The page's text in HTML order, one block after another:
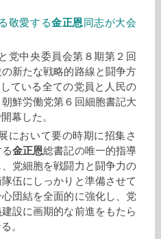
敬愛する金正恩 同志が大会
党中央委員会第８期第２回
新たな戦略的路線と闘争方
ている全ての党員と人民の
鮮労働党第６回細胞書記大
幕した。
において要の時期に招集さ
る金正恩総書記の唯一的指導
党細胞を戦闘力と闘争力の
伍にしっかりと準備させて
団結を全面的に強化し、党
設に画期的な前進をもたら
。